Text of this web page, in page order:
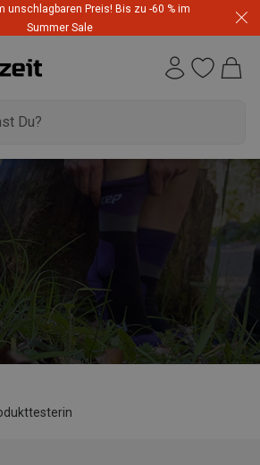
unschlagbaren Preis! Bis zu -60 % im
Summer Sale